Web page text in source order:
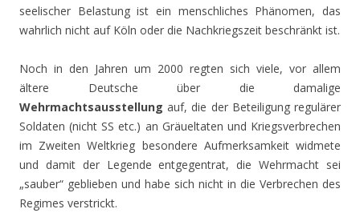
seelischer Belastung ist ein menschliches Phänomen, das
wahrlich nicht auf Köln oder die Nachkriegszeit beschränkt ist.
Noch in den Jahren um 2000 regten sich viele, vor allem
ältere Deutsche über die damalige
Wehrmachtsausstellung auf, die der Beteiligung regulärer
Soldaten (nicht SS etc.) an Gräueltaten und Kriegsverbrechen
im Zweiten Weltkrieg besondere Aufmerksamkeit widmete
und damit der Legende entgegentrat, die Wehrmacht sei
„sauber“ geblieben und habe sich nicht in die Verbrechen des
Regimes verstrickt.